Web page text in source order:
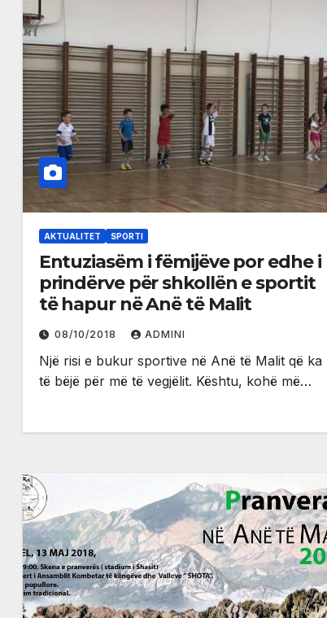
AKTUALITET SPORTI
Entuziasëm i fëmijëve por edhe i
prindërve për shkollën e sportit
të hapur në Anë të Malit
08/10/2018 ADMINI
Një risi e bukur sportive në Anë të Malit që ka
të bëjë për më të vegjëlit. Kështu, kohë më…